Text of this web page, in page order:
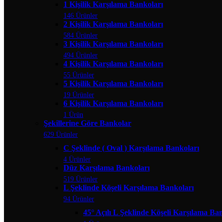
1 Kişilik Karşılama Bankoları
146 Ürünler
2 Kişilik Karşılama Bankoları
584 Ürünler
3 Kişilik Karşılama Bankoları
494 Ürünler
4 Kişilik Karşılama Bankoları
55 Ürünler
5 Kişilik Karşılama Bankoları
19 Ürünler
6 Kişilik Karşılama Bankoları
1 Ürün
Şekillerine Göre Bankolar
629 Ürünler
C Şeklinde ( Oval ) Karşılama Bankoları
4 Ürünler
Düz Karşılama Bankoları
519 Ürünler
L Şeklinde Köşeli Karşılama Bankoları
94 Ürünler
45° Açılı L Şeklinde Köşeli Karşılama